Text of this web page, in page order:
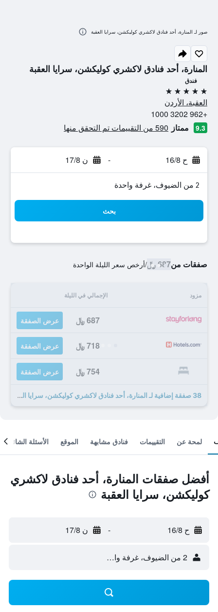
المنارة، أحد فنادق لاكشري كوليكشن، سرايا العقبة
فندق
5 نجوم
العقبة، الأردن
+962 3202 1000
9.3 ممتاز 590 من التقييمات تم التحقق منها
ح 16/8 - ن 17/8
2 من الضيوف، غرفة واحدة
بحث
صفقات من687 ﷼ /أرخص سعر الليلة الواحدة
مزود الإجمالي في الليلة
687 ﷼ عرض الصفقة
718 ﷼ عرض الصفقة
754 ﷼ عرض الصفقة
38 صفقة إضافية لـ المنارة، أحد فنادق لاكشري كوليكشن، سرايا العقبة
صور لـ المنارة، أحد فنادق لاكشري كوليكشن، سرايا العقبة
لمحة عن التقييمات فنادق مشابهة الموقع الأسئلة الشائعة
أفضل صفقات المنارة، أحد فنادق لاكشري
كوليكشن، سرايا العقبة
ح 16/8 - ن 17/8
2 من الضيوف، غرفة واحدة